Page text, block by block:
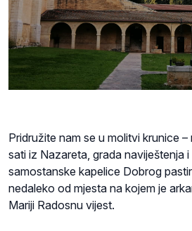
Pridružite nam se u molitvi krunice
sati iz Nazareta, grada naviještenja
samostanske kapelice Dobrog
nedaleko od mjesta na kojem je
Mariji Radosnu vijest.